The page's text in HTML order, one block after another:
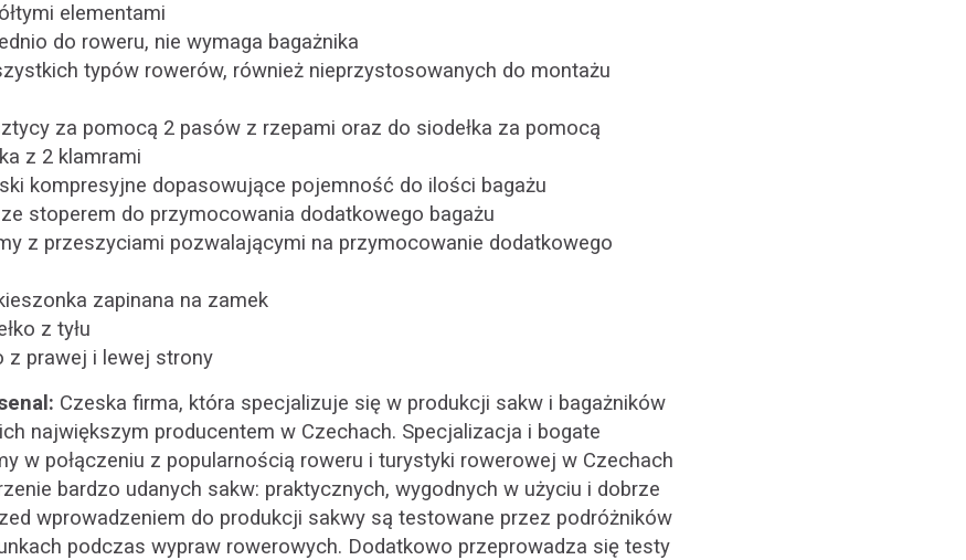
elementami
do roweru, nie wymaga bagażnika
typów rowerów, również nieprzystosowanych do montażu
za pomocą 2 pasów z rzepami oraz do siodełka za pomocą
z 2 klamrami
kompresyjne dopasowujące pojemność do ilości bagażu
stoperem do przymocowania dodatkowego bagażu
z przeszyciami pozwalającymi na przymocowanie dodatkowego
zapinana na zamek
z tyłu
z prawej i lewej strony
Czeska firma, która specjalizuje się w produkcji sakw i bagażników
największym producentem w Czechach. Specjalizacja i bogate
w połączeniu z popularnością roweru i turystyki rowerowej w Czechach
bardzo udanych sakw: praktycznych, wygodnych w użyciu i dobrze
wprowadzeniem do produkcji sakwy są testowane przez podróżników
podczas wypraw rowerowych. Dodatkowo przeprowadza się testy